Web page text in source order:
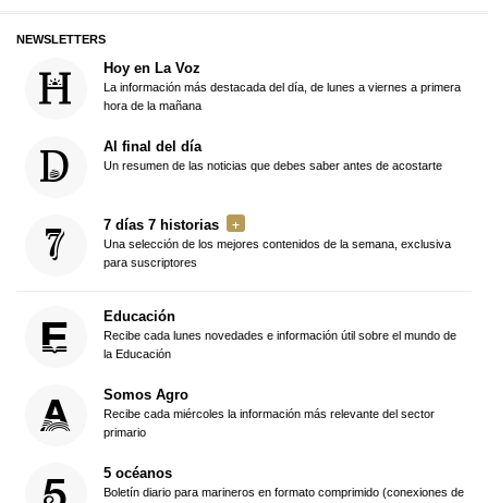
NEWSLETTERS
Hoy en La Voz
La información más destacada del día, de lunes a viernes a primera
hora de la mañana
Al final del día
Un resumen de las noticias que debes saber antes de acostarte
7 días 7 historias
Una selección de los mejores contenidos de la semana, exclusiva
para suscriptores
Educación
Recibe cada lunes novedades e información útil sobre el mundo de
la Educación
Somos Agro
Recibe cada miércoles la información más relevante del sector
primario
5 océanos
Boletín diario para marineros en formato comprimido (conexiones de